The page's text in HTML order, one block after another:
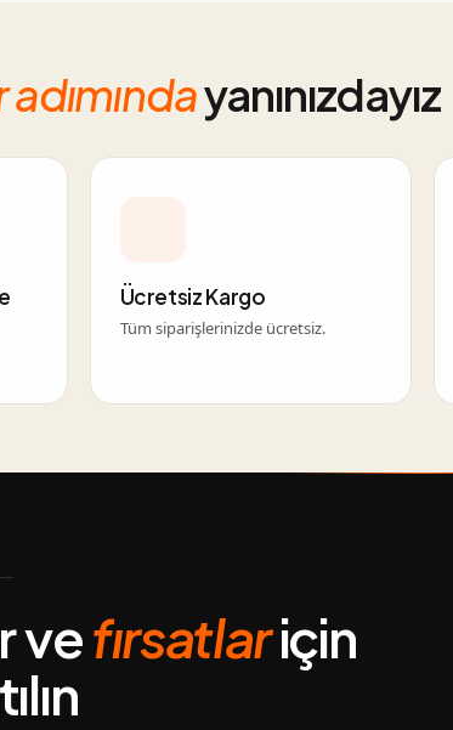
adımındayanınızdayız
Ücretsiz Kargo
Tüm siparişlerinizde ücretsiz.
vefırsatlariçin